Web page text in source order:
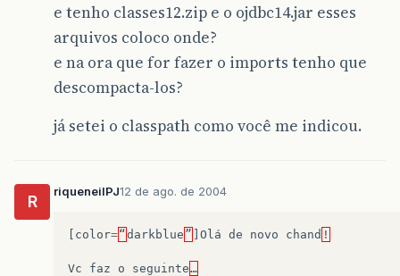
e tenho classes12.zip e o ojdbc14.jar esses
arquivos coloco onde?
e na ora que for fazer o imports tenho que
descompacta-los?
já setei o classpath como você me indicou.
R
riqueneilPJ12 de ago. de 2004
color=“ darkblue ” Olá de novo chand !
Vc faz o seguinte…